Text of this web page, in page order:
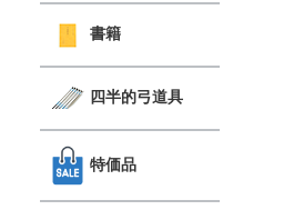
書籍
四半的弓道具
特価品